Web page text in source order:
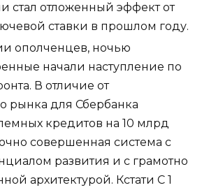
стал отложенный эффект от
ставки в прошлом году.
ополченцев, ночью
начали наступление по
В отличие от
рынка для Сбербанка
кредитов на 10 млрд
совершенная система с
развития и с грамотно
архитектурой. Кстати С 1